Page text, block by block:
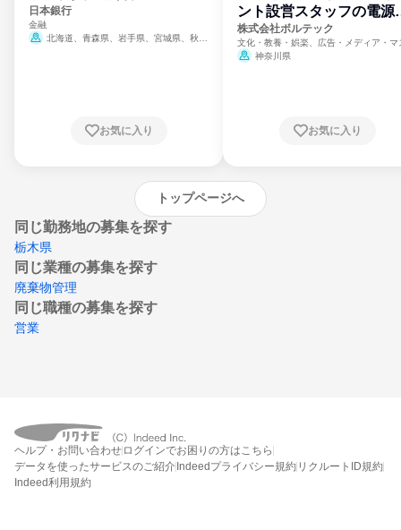
日本銀行
金融
北海道、青森県、岩手県、宮城県、秋田
崎県、熊本県、大分県、宮崎県、鹿児島県、
お気に入り
ント設営スタッフの電源
門
株式会社ボルテック
文化・教養・娯楽、広告・メディア・マ
ミ、電力・ガス・水道・エネルギー
神奈川県
お気に入り
トップページへ
同じ勤務地の募集を探す
栃木県
同じ業種の募集を探す
廃棄物管理
同じ職種の募集を探す
営業
ヘルプ・お問い合わせ ログインでお困りの方はこちら
データを使ったサービスのご紹介Indeedプライバシー規約 リクルートID規約
Indeed利用規約